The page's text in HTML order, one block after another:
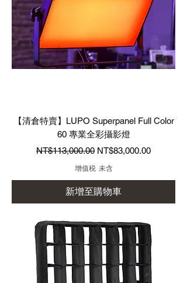
【清倉特賣】LUPO Superpanel Full Color
60 專業全彩攝影燈
一般價格
NT$113,000.00 促銷價格
NT$83,000.00
增值税 未含
新增至購物車